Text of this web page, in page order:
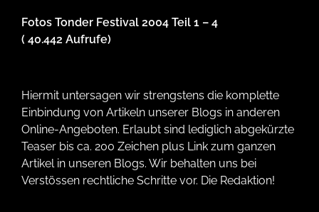
Fotos Tonder Festival 2004 Teil 1 – 4
( 40.442 Aufrufe)
Hiermit untersagen wir strengstens die komplette
Einbindung von Artikeln unserer Blogs in anderen
Online-Angeboten. Erlaubt sind lediglich abgekürzte
Teaser bis ca. 200 Zeichen plus Link zum ganzen
Artikel in unseren Blogs. Wir behalten uns bei
Verstössen rechtliche Schritte vor. Die Redaktion!